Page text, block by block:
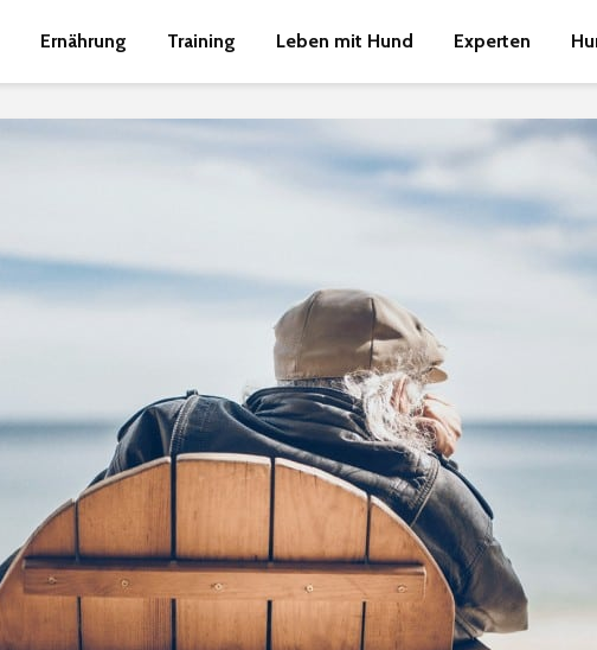
Ernährung Training Leben mit Hund Experten